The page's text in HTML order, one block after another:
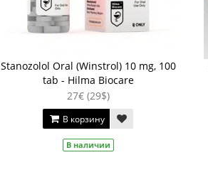
Stanozolol Oral (Winstrol) 10 mg, 100
tab - Hilma Biocare
27€ (29$)
В корзину
В наличии